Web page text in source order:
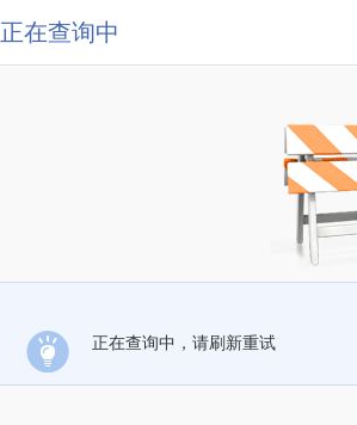
正在查询中
正在查询中，请刷新重试